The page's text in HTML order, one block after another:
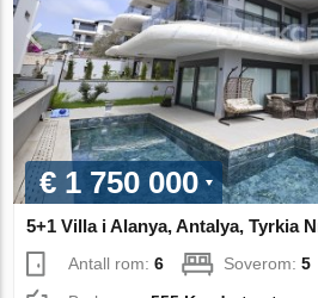
€ 1 750 000
5+1 Villa i Alanya, Antalya, Tyrkia
Antall rom:6 Soverom:5